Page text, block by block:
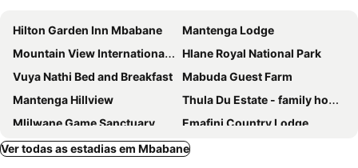
Hilton Garden Inn Mbabane
Mantenga Lodge
Mountain View International by BON Hotels
Hlane Royal National Park
Vuya Nathi Bed and Breakfast
Mabuda Guest Farm
Mantenga Hillview
Thula Du Estate - family houses
Mlilwane Game Sanctuary
Emafini Country Lodge
Silverstone Green Nest
Benka LifeStyle Country Cottages
Ver todas as estadias em Mbabane